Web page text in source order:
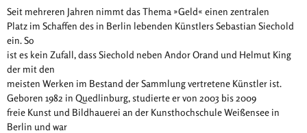
Seit mehreren Jahren nimmt das Thema »Geld« einen zentralen
Platz im Schaffen des in Berlin lebenden Künstlers Sebastian Siechold
ein. So
ist es kein Zufall, dass Siechold neben Andor Orand und Helmut King
der mit den
meisten Werken im Bestand der Sammlung vertretene Künstler ist.
Geboren 1982 in Quedlinburg, studierte er von 2003 bis 2009
freie Kunst und Bildhauerei an der Kunsthochschule Weißensee in
Berlin und war